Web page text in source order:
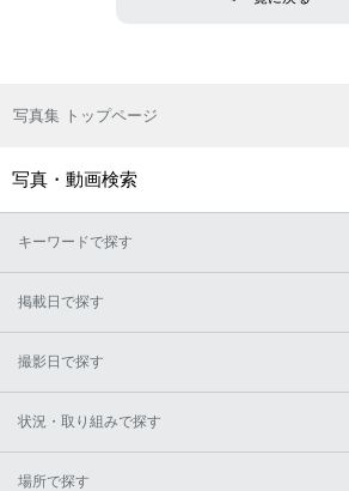
写真集 トップページ
写真・動画検索
キーワードで探す
掲載日で探す
撮影日で探す
状況・取り組みで探す
場所で探す